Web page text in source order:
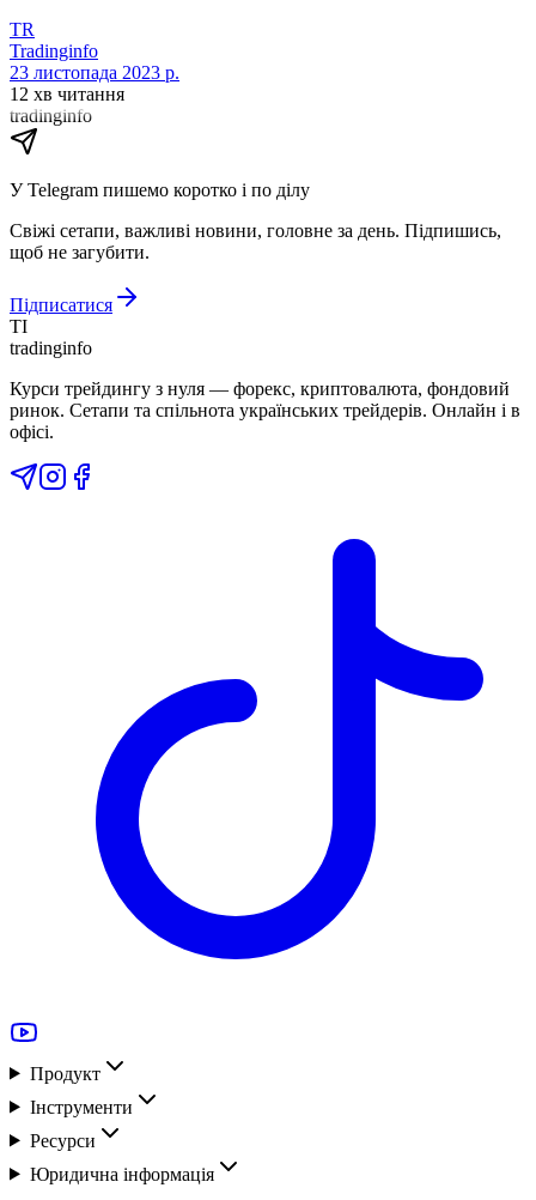
TR
Tradinginfo
23 листопада 2023 р.
12 хв читання
tradinginfo
У Telegram пишемо коротко і по ділу
Свіжі сетапи, важливі новини, головне за день. Підпишись,
щоб не загубити.
Підписатися
TI
tradinginfo
Курси трейдингу з нуля — форекс, криптовалюта, фондовий
ринок. Сетапи та спільнота українських трейдерів. Онлайн і в
офісі.
Продукт
Інструменти
Ресурси
Юридична інформація